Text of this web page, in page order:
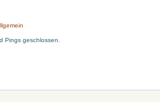
Pings geschlossen.